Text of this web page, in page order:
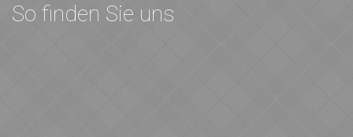
So finden Sie uns